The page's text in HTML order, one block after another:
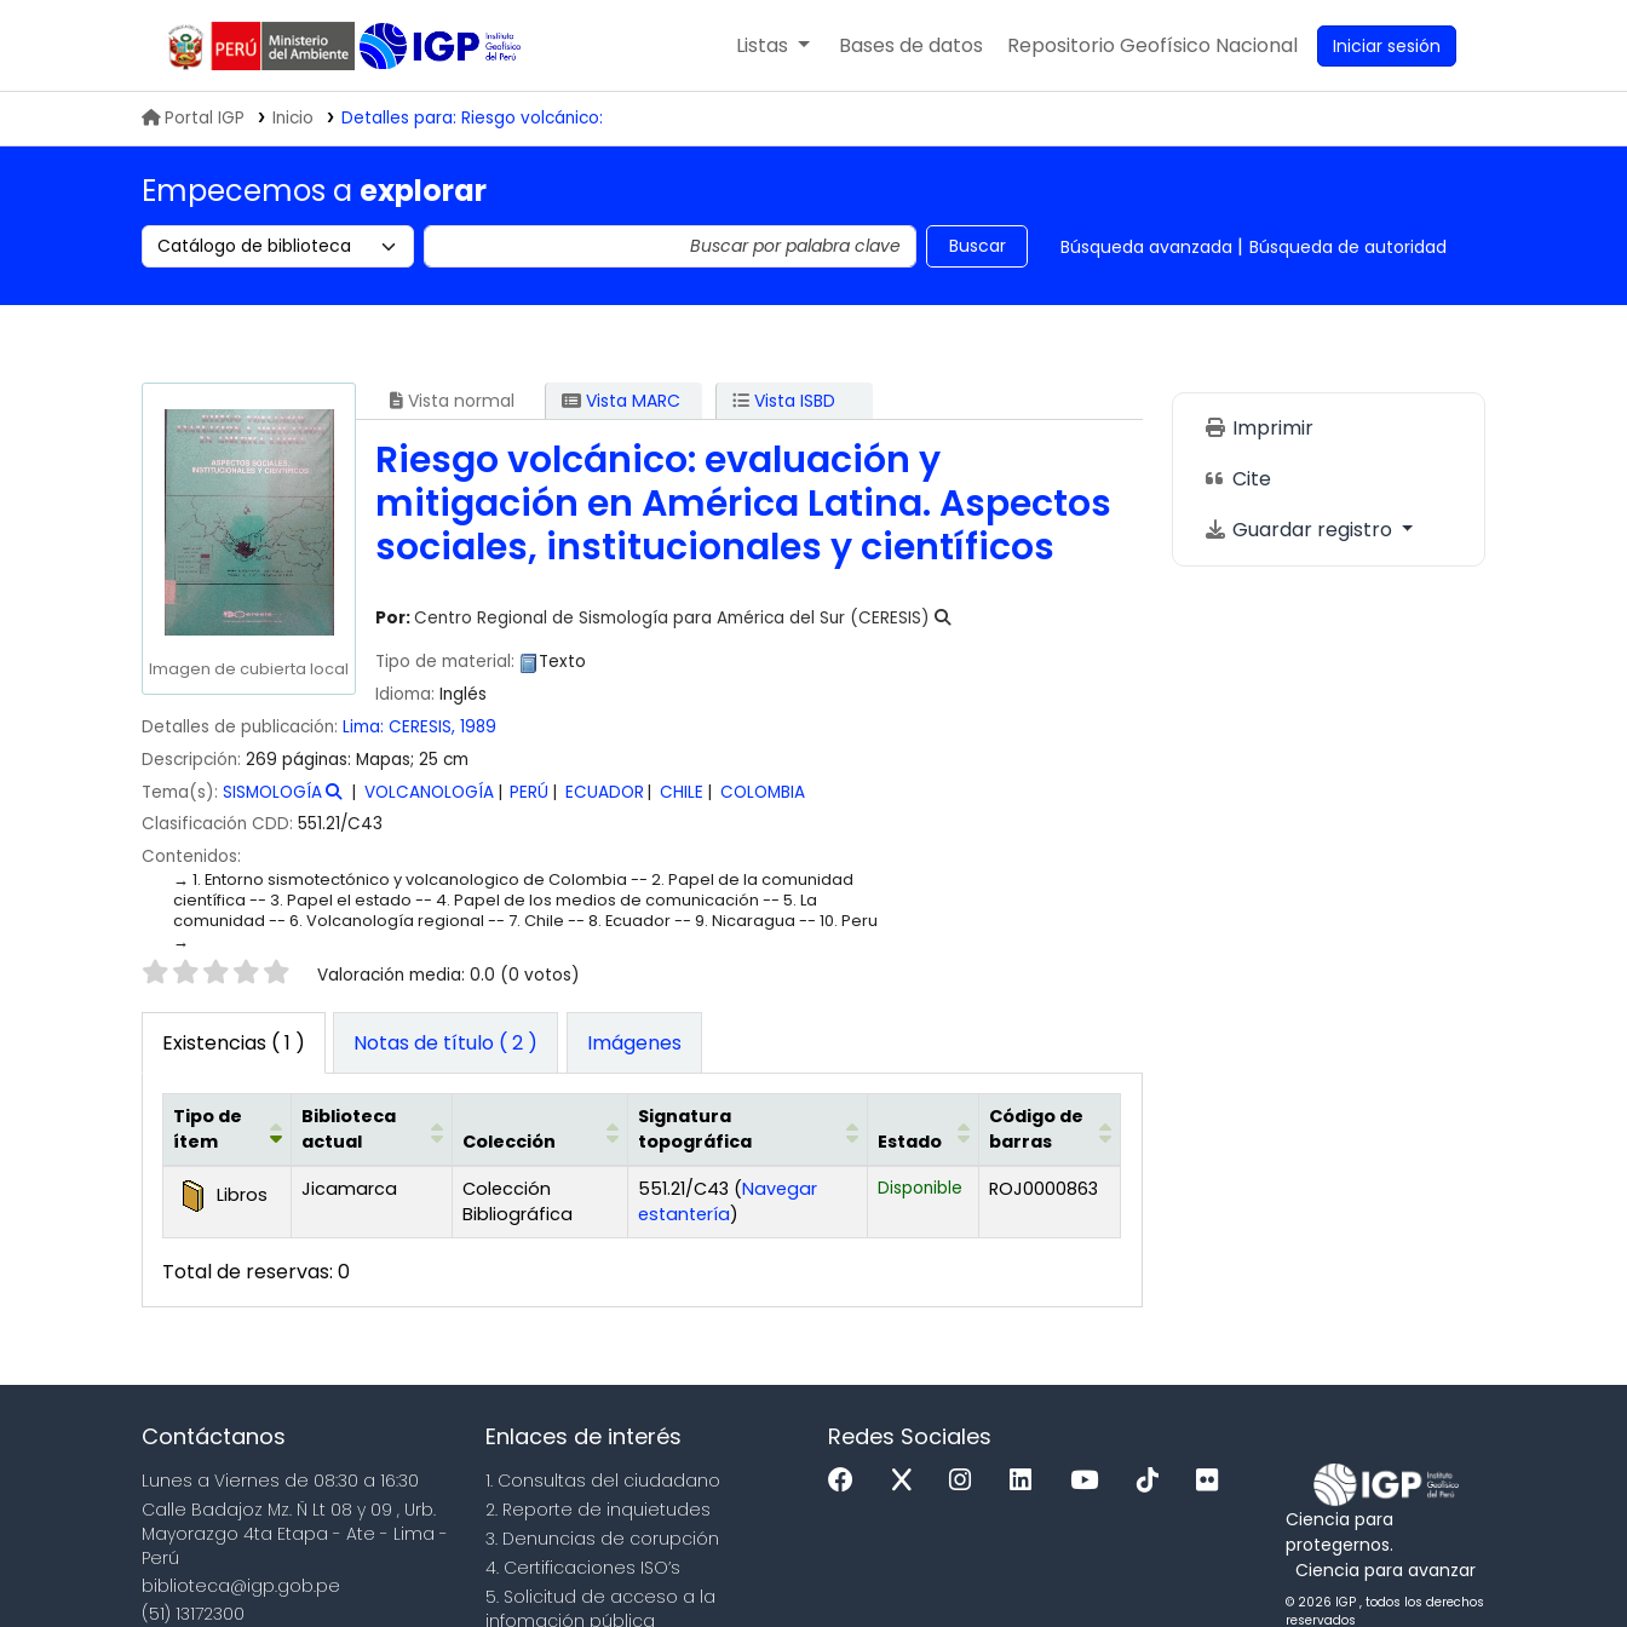
Biblioteca IGP
Listas Bases de datos Repositorio Geofísico Nacional Iniciar sesión
Portal IGP Inicio Detalles para: Riesgo volcánico:
Empecemos a explorar
Search the catalog by: Buscar en el catálogo por palabra clave Buscar Búsqueda avanzada Búsqueda de autoridad
Imagen de cubierta local
Vista normal Vista MARC Vista ISBD
Riesgo volcánico: evaluación y
mitigación en América Latina. Aspectos
sociales, institucionales y científicos
Por:Centro Regional de Sismología para América del Sur (CERESIS)
Tipo de material:
Texto
Idioma: Inglés
Detalles de publicación: Lima: CERESIS, 1989
Descripción: 269 páginas: Mapas; 25 cm
Tema(s): SISMOLOGÍA VOLCANOLOGÍA PERÚ ECUADOR CHILE
COLOMBIA
Clasificación CDD: 551.21/C43
Contenidos:
1. Entorno sismotectónico y volcanologico de Colombia -- 2. Papel de la comunidad
científica -- 3. Papel el estado -- 4. Papel de los medios de comunicación -- 5. La
comunidad -- 6. Volcanología regional -- 7. Chile -- 8. Ecuador -- 9. Nicaragua -- 10. Peru
Valoración Valoración media: 0.0 (0 votos)
Existencias ( 1 ) Notas de título ( 2 ) Imágenes
Existencias
Tipo de
ítem
Biblioteca
actual
Colección
Signatura
topográfica
Estado
Código de
barras
Libros Jicamarca
Colección
Bibliográfica
551.21/C43 (Navegar
estantería(Abre debajo)
)
Disponible ROJ0000863
Total de reservas: 0
Imprimir
Cite
Guardar registro
Contáctanos
Lunes a Viernes de 08:30 a 16:30
Calle Badajoz Mz. Ñ Lt 08 y 09 , Urb.
Mayorazgo 4ta Etapa - Ate - Lima -
Perú
biblioteca@igp.gob.pe
(51) 13172300
Enlaces de interés
1. Consultas del ciudadano
2. Reporte de inquietudes
3. Denuncias de corupción
4. Certificaciones ISO’s
5. Solicitud de acceso a la
infomación pública
Redes Sociales
Ciencia para
protegernos.
Ciencia para avanzar
© 2026 IGP , todos los derechos
reservados